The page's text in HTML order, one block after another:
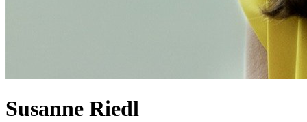
Susanne Riedl